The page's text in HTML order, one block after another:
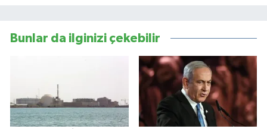
Bunlar da ilginizi çekebilir